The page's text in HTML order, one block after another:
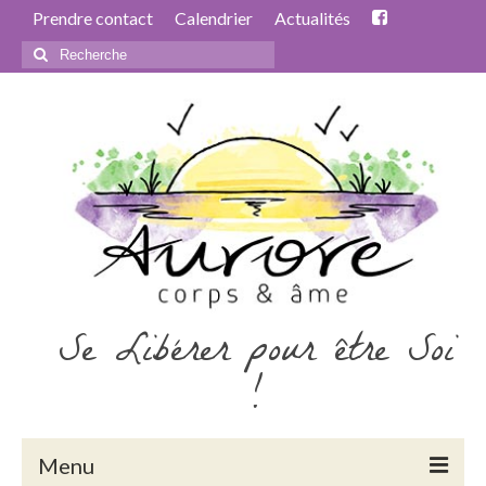
Prendre contact Calendrier Actualités
Rechercher
:
Se Libérer pour être Soi
!
Menu